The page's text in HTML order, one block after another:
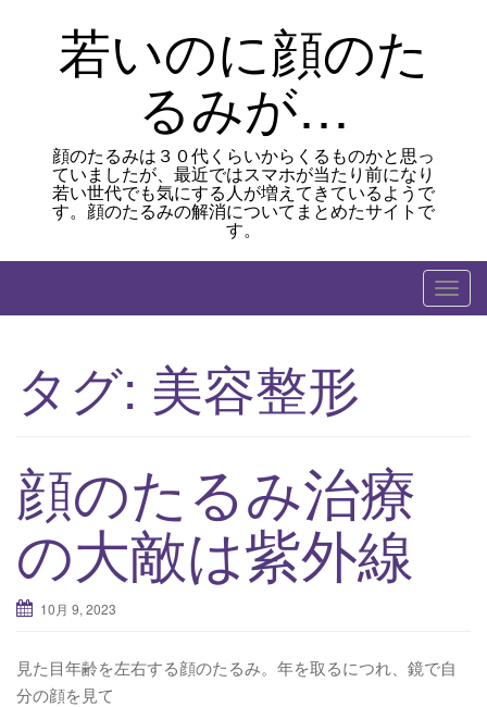
若いのに顔のた
るみが…
顔のたるみは３０代くらいからくるものかと思っ
ていましたが、最近ではスマホが当たり前になり
若い世代でも気にする人が増えてきているようで
す。顔のたるみの解消についてまとめたサイトで
す。
T
o
o
タグ: 美容整形
顔のたるみ治療
の大敵は紫外線
10月 9, 2023
見た目年齢を左右する顔のたるみ。年を取るにつれ、鏡で自
分の顔を見て